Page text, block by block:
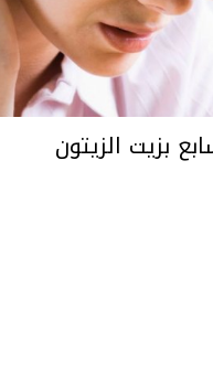
بزيت الزيتون